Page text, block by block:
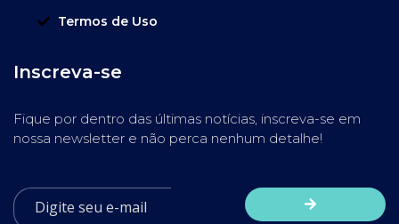
Termos de Uso
Inscreva-se
Fique por dentro das últimas notícias, inscreva-se em
nossa newsletter e não perca nenhum detalhe!